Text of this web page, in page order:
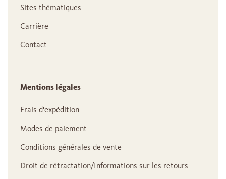
Sites thématiques
Carrière
Contact
Mentions légales
Frais d'expédition
Modes de paiement
Conditions générales de vente
Droit de rétractation/Informations sur les retours